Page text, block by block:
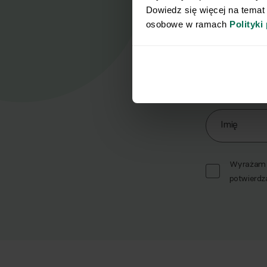
Dowiedz się więcej na
osobowe w ramach Polityki
Zapisz się
Imię